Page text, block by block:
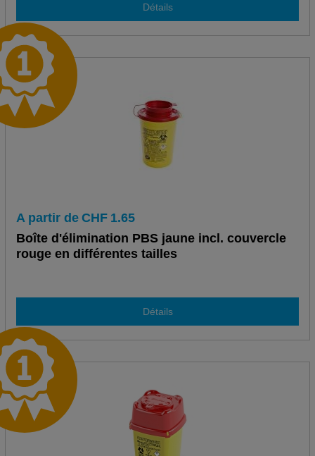
Détails
A partir de CHF 1.65
Boîte d'élimination PBS jaune incl. couvercle
rouge en différentes tailles
Détails